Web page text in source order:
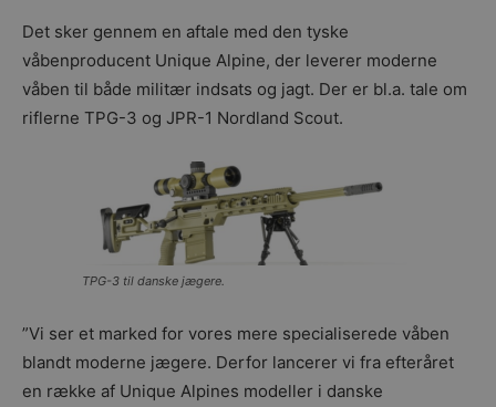
Det sker gennem en aftale med den tyske
våbenproducent Unique Alpine, der leverer moderne
våben til både militær indsats og jagt. Der er bl.a. tale om
riflerne TPG-3 og JPR-1 Nordland Scout.
TPG-3 til danske jægere.
”Vi ser et marked for vores mere specialiserede våben
blandt moderne jægere. Derfor lancerer vi fra efteråret
en række af Unique Alpines modeller i danske